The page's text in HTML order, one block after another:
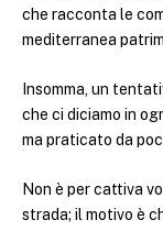
che racconta le
mediterranea
Insomma, un
che ci diciamo in
ma praticato da
Non è per cattiva
strada; il motivo è